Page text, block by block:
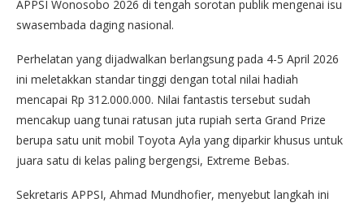
APPSI Wonosobo 2026 di tengah sorotan publik mengenai isu
swasembada daging nasional.
Perhelatan yang dijadwalkan berlangsung pada 4-5 April 2026
ini meletakkan standar tinggi dengan total nilai hadiah
mencapai Rp 312.000.000. Nilai fantastis tersebut sudah
mencakup uang tunai ratusan juta rupiah serta Grand Prize
berupa satu unit mobil Toyota Ayla yang diparkir khusus untuk
juara satu di kelas paling bergengsi, Extreme Bebas.
Sekretaris APPSI, Ahmad Mundhofier, menyebut langkah ini